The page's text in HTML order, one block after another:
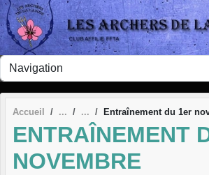
Accueil Entraînement du 1er
ENTRAÎNEMENT
NOVEMBRE
Panneau de gestion des cookies